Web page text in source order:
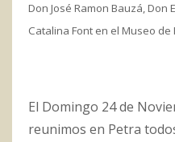
Don José Ramon Bauzá, Don
Catalina Font en el Museo de
El Domingo 24 de
reunimos en Petra